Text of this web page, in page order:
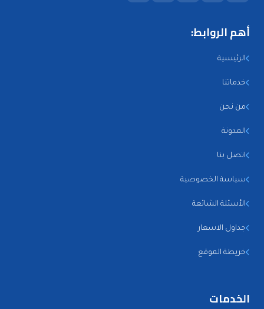
أهم الروابط:
الرئيسية
خدماتنا
من نحن
المدونة
اتصل بنا
سياسة الخصوصية
الأسئلة الشائعة
جداول الاسعار
خريطة الموقع
الخدمات